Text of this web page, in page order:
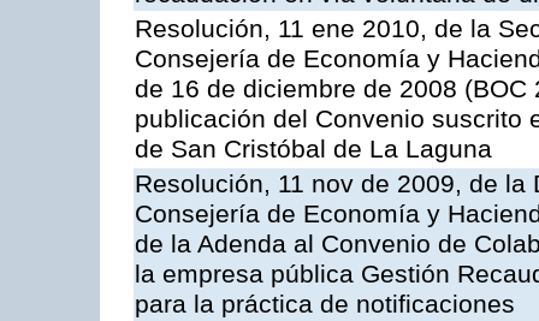
Resolución, 11 ene 2010, de la
Consejería de Economía y
de 16 de diciembre de 2008
publicación del Convenio suscrito
de San Cristóbal de La Laguna
Resolución, 11 nov de 2009, de
Consejería de Economía y
de la Adenda al Convenio de
la empresa pública Gestión
para la práctica de notificaciones